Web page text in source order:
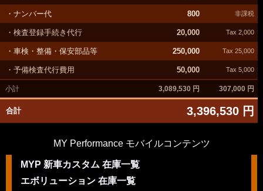
・ナンバー代 800 非課税
・検査登録手続き代行 20,000 Tax 2,000
・車検・整備・保安部品等 250,000 Tax 25,000
・予備検査代行費用 50,000 Tax 5,000
小計 3,089,530 円 307,000 円
合計 3,396,530 円
MY Performance モバイルコンテンツ
MYP 新車カスタム 在庫一覧
エボリューション 在庫一覧